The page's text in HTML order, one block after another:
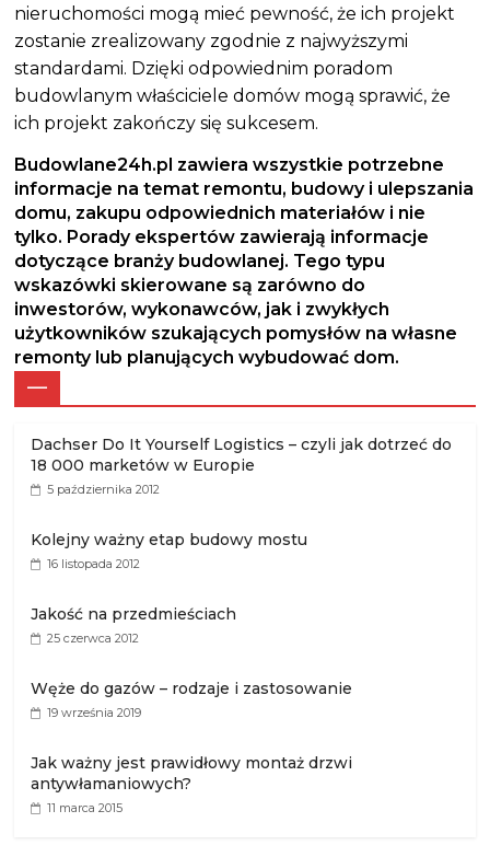
nieruchomości mogą mieć pewność, że ich projekt
zostanie zrealizowany zgodnie z najwyższymi
standardami. Dzięki odpowiednim poradom
budowlanym właściciele domów mogą sprawić, że
ich projekt zakończy się sukcesem.
Budowlane24h.pl zawiera wszystkie potrzebne
informacje na temat remontu, budowy i ulepszania
domu, zakupu odpowiednich materiałów i nie
tylko. Porady ekspertów zawierają informacje
dotyczące branży budowlanej. Tego typu
wskazówki skierowane są zarówno do
inwestorów, wykonawców, jak i zwykłych
użytkowników szukających pomysłów na własne
remonty lub planującychwybudować dom.
—
Dachser Do It Yourself Logistics – czyli jak dotrzeć do
18 000 marketów w Europie
5 października 2012
Kolejny ważny etap budowy mostu
16 listopada 2012
Jakość na przedmieściach
25 czerwca 2012
Węże do gazów – rodzaje i zastosowanie
19 września 2019
Jak ważny jest prawidłowy montaż drzwi
antywłamaniowych?
11 marca 2015